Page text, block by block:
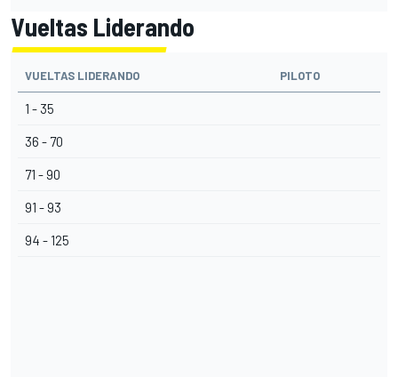
Vueltas Liderando
VUELTAS LIDERANDO PILOTO
1 - 35
36 - 70
71 - 90
91 - 93
94 - 125